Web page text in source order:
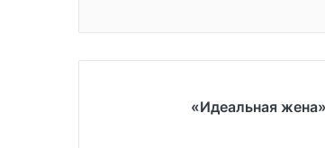
«Идеальная жена»